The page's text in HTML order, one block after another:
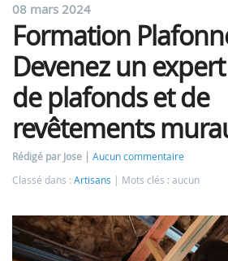
08 mars 2024
Formation
Devenez un
de plafonds et de
revêtements
Rédigé par Jose
Aucun commentaire
Classé dans : Artisans Mots clés : aucun